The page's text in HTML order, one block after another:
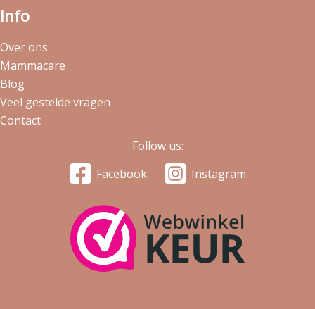
Info
Over ons
Mammacare
Blog
Veel gestelde vragen
Contact
Follow us:
Facebook
Instagram